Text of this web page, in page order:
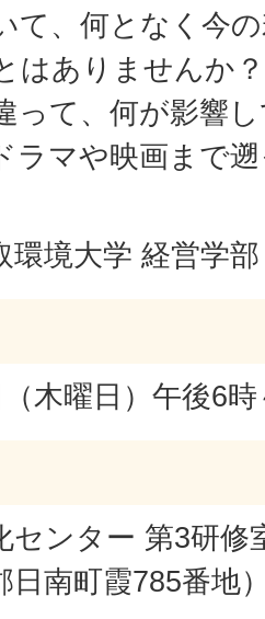
て、何となく今
はありませんか
って、何が影響
ラマや映画まで
環境大学 経営学
木曜日）午後6
センター 第3研修
日南町霞785番地